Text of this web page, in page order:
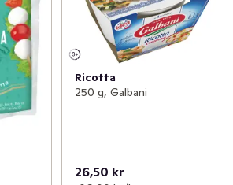
Ricotta
250 g, Galbani
26,50 kr